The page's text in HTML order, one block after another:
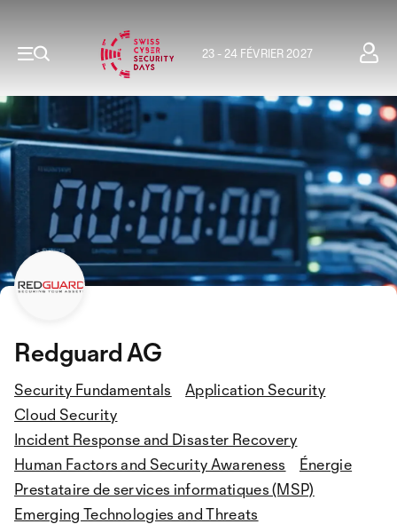
23 - 24 FÉVRIER 2027
Redguard AG
Security Fundamentals
Application Security
Cloud Security
Incident Response and Disaster Recovery
Human Factors and Security Awareness
Énergie
Prestataire de services informatiques (MSP)
Emerging Technologies and Threats